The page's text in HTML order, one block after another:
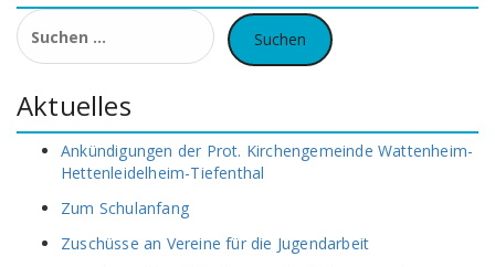
Suchen
nach:
Aktuelles
Ankündigungen der Prot. Kirchengemeinde Wattenheim-
Hettenleidelheim-Tiefenthal
Zum Schulanfang
Zuschüsse an Vereine für die Jugendarbeit